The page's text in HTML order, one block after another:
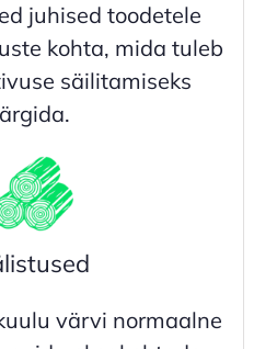
juhised toodetele
kohta, mida tuleb
säilitamiseks
värvi normaalne